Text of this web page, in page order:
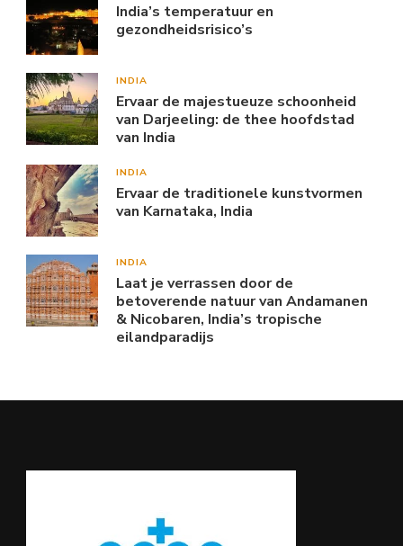
India’s temperatuur en
gezondheidsrisico’s
INDIA
Ervaar de majestueuze schoonheid
van Darjeeling: de thee hoofdstad
van India
INDIA
Ervaar de traditionele kunstvormen
van Karnataka, India
INDIA
Laat je verrassen door de
betoverende natuur van Andamanen
& Nicobaren, India’s tropische
eilandparadijs